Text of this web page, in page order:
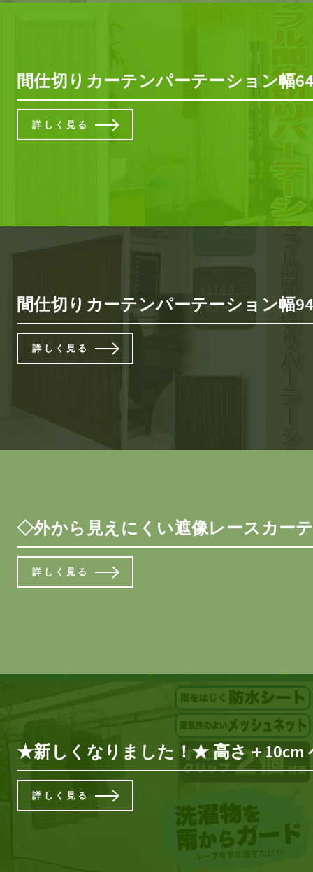
間仕切りカーテンパーテーション幅
詳しく見る
間仕切りカーテンパーテーション幅
詳しく見る
◇外から見えにくい遮像レースカー
詳しく見る
★新しくなりました！★ 高さ＋10cm
詳しく見る